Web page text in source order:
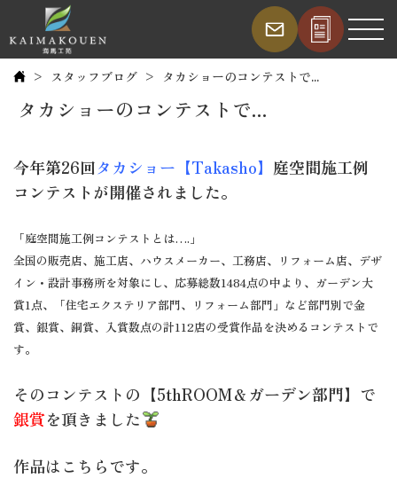
スタッフブログ タカショーのコンテストで...
タカショーのコンテストで...
今年第26回タカショー【Takasho】 庭空間施工例
コンテストが開催されました。
「庭空間施工例コンテストとは….」
全国の販売店、施工店、ハウスメーカー、工務店、リフォーム店、デザ
イン・設計事務所を対象にし、応募総数1484点の中より、ガーデン大
賞1点、「住宅エクステリア部門、リフォーム部門」など部門別で金
賞、銀賞、銅賞、入賞数点の計112店の受賞作品を決めるコンテストで
す。
そのコンテストの 【5thROOM＆ガーデン部門】 で
銀賞を頂きました
作品はこちらです。